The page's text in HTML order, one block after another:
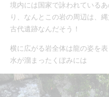
境内には国家で詠われている
り、なんとこの岩の周辺は、
古代遺跡なんだそう！
横に広がる岩全体は龍の姿を
水が溜まったくぼみには